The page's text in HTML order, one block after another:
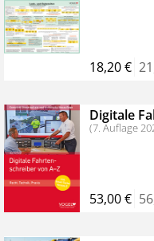
Bestellen Sie jetzt das
Kennenlern-Abo für
Monaten brauchen
Abonnement endet
weiteren
18,20 €
Digitale
(7. Auflage
53,00 €